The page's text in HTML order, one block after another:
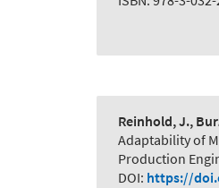
Reinhold, J.,
Adaptability of
Production
DOI: https://